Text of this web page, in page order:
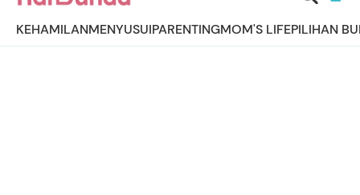
KEHAMILANMENYUSUIPARENTINGMOM'S LIFEPILIHAN